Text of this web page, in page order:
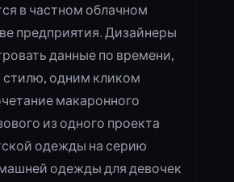
в частном облачном
предприятия. Дизайнеры
данные по времени,
стилю, одним кликом
макаронного
из одного проекта
одежды на серию
одежды для девочек